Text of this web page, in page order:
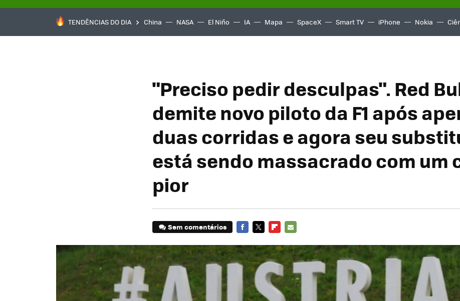
TENDÊNCIAS DO DIA China NASA El Niño IA Mapa SpaceX Smart TV iPhone Nokia
"Preciso pedir desculpas". Red
demite novo piloto da F1 após
duas corridas e agora seu
está sendo massacrado com um
pior
Sem comentários
MAIL